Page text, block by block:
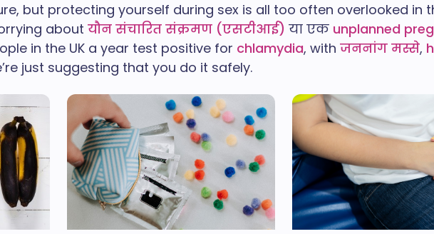
but protecting yourself during sex is all too often overlooked in
about यौन संचारित संक्रमण (एसटीआई) या एक unplanned
in the UK a year test positive for chlamydia, with जननांग मस्से,
just suggesting that you do it safely.